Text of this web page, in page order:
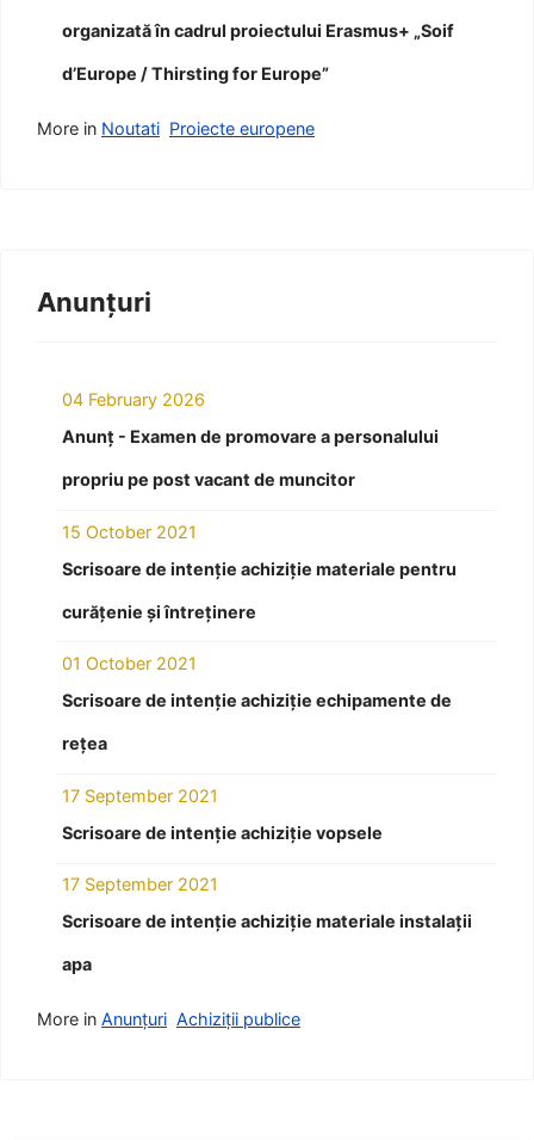
organizată în cadrul proiectului Erasmus+ „Soif
d’Europe / Thirsting for Europe”
More in Noutati Proiecte europene
Anunțuri
04 February 2026
Anunț - Examen de promovare a personalului
propriu pe post vacant de muncitor
15 October 2021
Scrisoare de intenție achiziție materiale pentru
curățenie și întreținere
01 October 2021
Scrisoare de intenție achiziție echipamente de
rețea
17 September 2021
Scrisoare de intenție achiziție vopsele
17 September 2021
Scrisoare de intenție achiziție materiale instalații
apa
More in Anunțuri Achiziții publice